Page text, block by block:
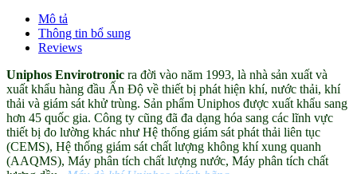
Việt
Nam
quantity
Mô tả
Thông tin bổ sung
Reviews
Uniphos Envirotronic ra đời vào năm 1993, là nhà sản xuất và
xuất khẩu hàng đầu Ấn Độ về thiết bị phát hiện khí, nước thải, khí
thải và giám sát khử trùng. Sản phẩm Uniphos được xuất khẩu sang
hơn 45 quốc gia. Công ty cũng đã đa dạng hóa sang các lĩnh vực
thiết bị đo lường khác như Hệ thống giám sát phát thải liên tục
(CEMS), Hệ thống giám sát chất lượng không khí xung quanh
(AAQMS), Máy phân tích chất lượng nước, Máy phân tích chất